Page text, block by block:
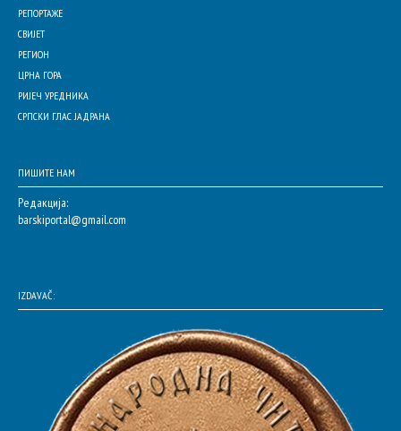
РЕПОРТАЖЕ
СВИЈЕТ
РЕГИОН
ЦРНА ГОРА
РИЈЕЧ УРЕДНИКА
СРПСКИ ГЛАС ЈАДРАНА
ПИШИТЕ НАМ
Редакција:
barskiportal@gmail.com
IZDAVAČ: